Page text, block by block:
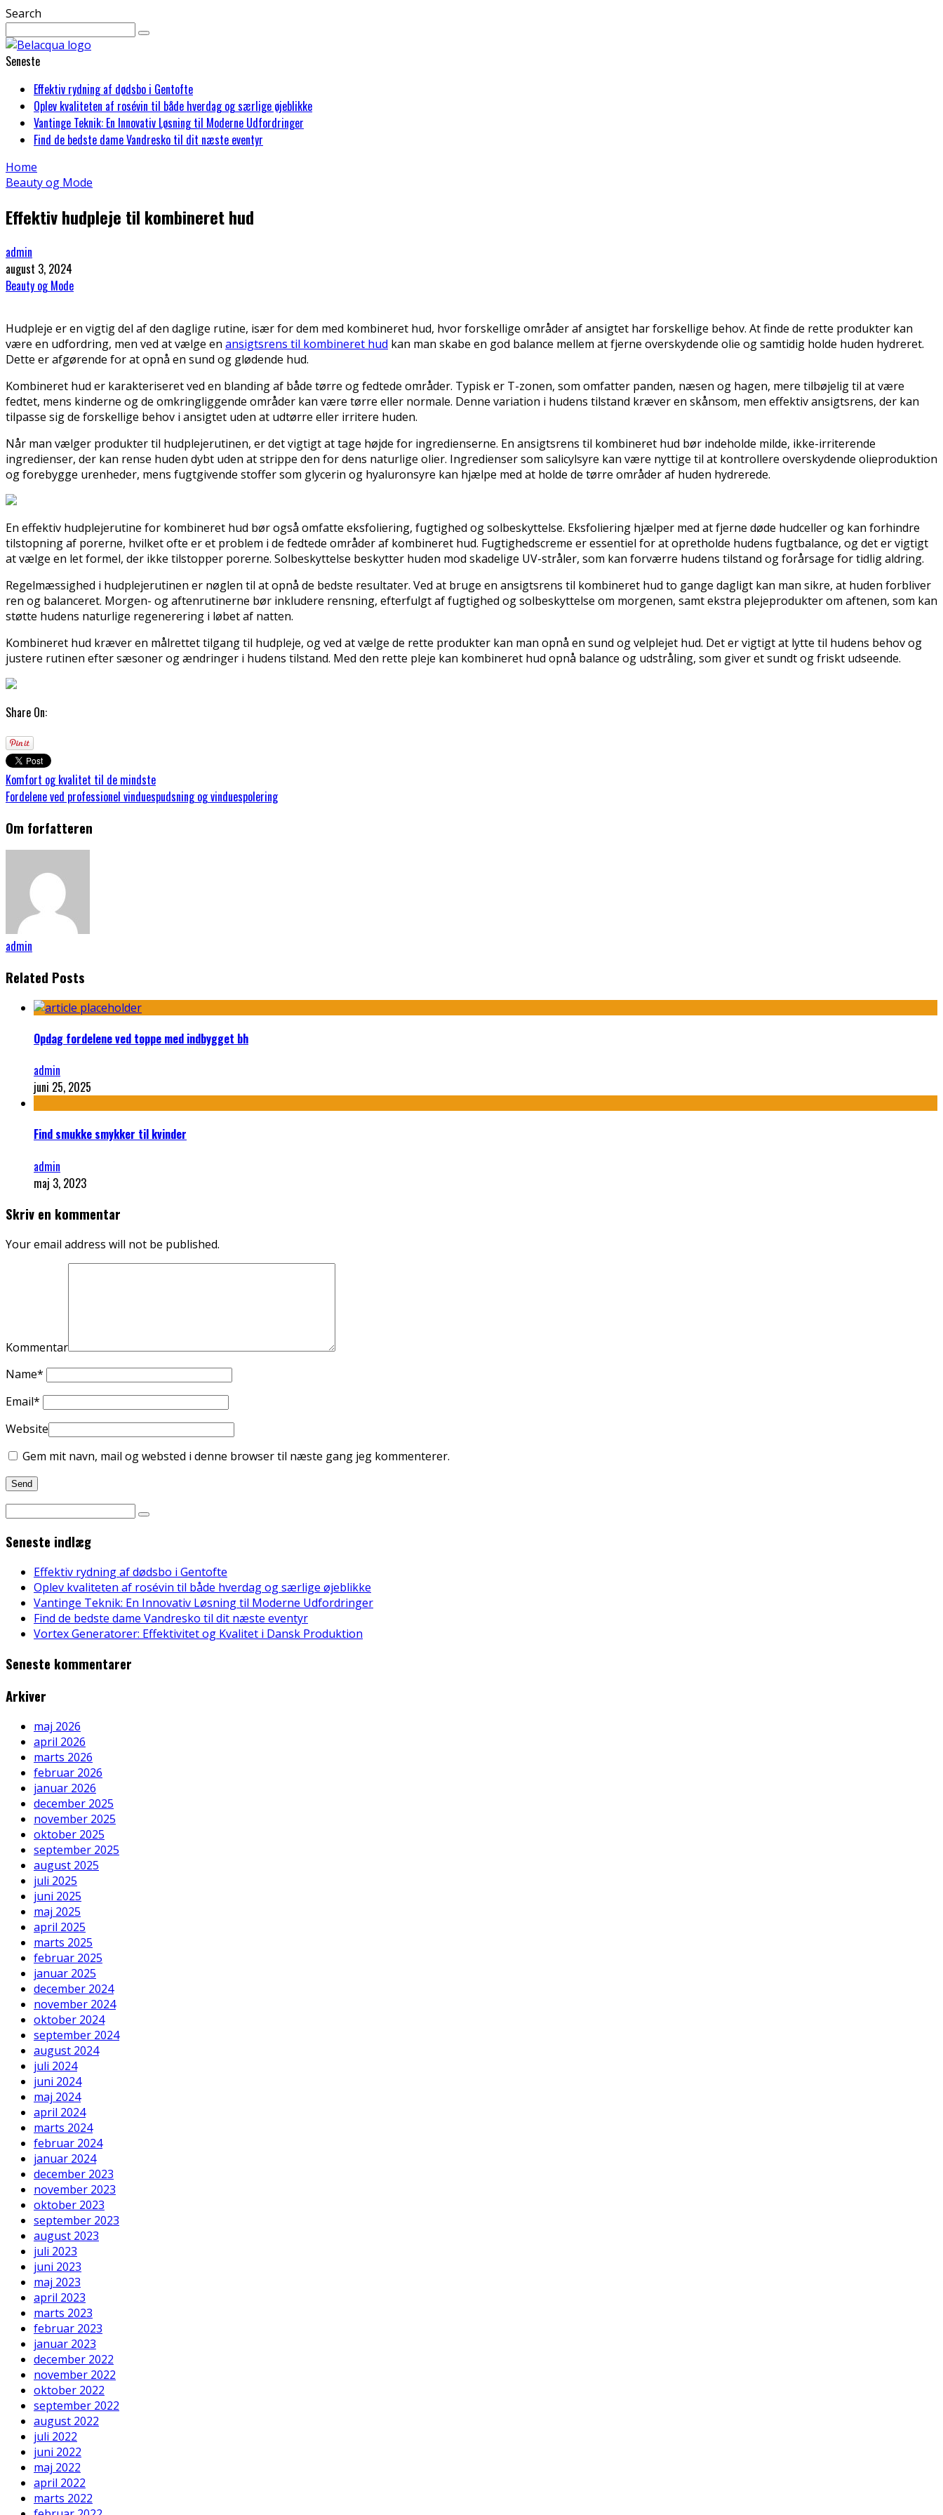
Search
Seneste
Effektiv rydning af dødsbo i Gentofte
Oplev kvaliteten af rosévin til både hverdag og særlige øjeblikke
Vantinge Teknik: En Innovativ Løsning til Moderne Udfordringer
Find de bedste dame Vandresko til dit næste eventyr
Home
Beauty og Mode
Effektiv hudpleje til kombineret hud
admin
august 3, 2024
Beauty og Mode
Hudpleje er en vigtig del af den daglige rutine, især for dem med kombineret hud, hvor forskellige områder af ansigtet har forskellige behov. At finde de rette produkter kan
være en udfordring, men ved at vælge en ansigtsrens til kombineret hud kan man skabe en god balance mellem at fjerne overskydende olie og samtidig holde huden hydreret.
Dette er afgørende for at opnå en sund og glødende hud.
Kombineret hud er karakteriseret ved en blanding af både tørre og fedtede områder. Typisk er T-zonen, som omfatter panden, næsen og hagen, mere tilbøjelig til at være
fedtet, mens kinderne og de omkringliggende områder kan være tørre eller normale. Denne variation i hudens tilstand kræver en skånsom, men effektiv ansigtsrens, der kan
tilpasse sig de forskellige behov i ansigtet uden at udtørre eller irritere huden.
Når man vælger produkter til hudplejerutinen, er det vigtigt at tage højde for ingredienserne. En ansigtsrens til kombineret hud bør indeholde milde, ikke-irriterende
ingredienser, der kan rense huden dybt uden at strippe den for dens naturlige olier. Ingredienser som salicylsyre kan være nyttige til at kontrollere overskydende olieproduktion
og forebygge urenheder, mens fugtgivende stoffer som glycerin og hyaluronsyre kan hjælpe med at holde de tørre områder af huden hydrerede.
En effektiv hudplejerutine for kombineret hud bør også omfatte eksfoliering, fugtighed og solbeskyttelse. Eksfoliering hjælper med at fjerne døde hudceller og kan forhindre
tilstopning af porerne, hvilket ofte er et problem i de fedtede områder af kombineret hud. Fugtighedscreme er essentiel for at opretholde hudens fugtbalance, og det er vigtigt
at vælge en let formel, der ikke tilstopper porerne. Solbeskyttelse beskytter huden mod skadelige UV-stråler, som kan forværre hudens tilstand og forårsage for tidlig aldring.
Regelmæssighed i hudplejerutinen er nøglen til at opnå de bedste resultater. Ved at bruge en ansigtsrens til kombineret hud to gange dagligt kan man sikre, at huden forbliver
ren og balanceret. Morgen- og aftenrutinerne bør inkludere rensning, efterfulgt af fugtighed og solbeskyttelse om morgenen, samt ekstra plejeprodukter om aftenen, som kan
støtte hudens naturlige regenerering i løbet af natten.
Kombineret hud kræver en målrettet tilgang til hudpleje, og ved at vælge de rette produkter kan man opnå en sund og velplejet hud. Det er vigtigt at lytte til hudens behov og
justere rutinen efter sæsoner og ændringer i hudens tilstand. Med den rette pleje kan kombineret hud opnå balance og udstråling, som giver et sundt og friskt udseende.
Share On:
Komfort og kvalitet til de mindste
Fordelene ved professionel vinduespudsning og vinduespolering
Om forfatteren
admin
Related Posts
Opdag fordelene ved toppe med indbygget bh
admin
juni 25, 2025
Find smukke smykker til kvinder
admin
maj 3, 2023
Skriv en kommentar
Your email address will not be published.
Kommentar
Name*
Email*
Website
Gem mit navn, mail og websted i denne browser til næste gang jeg kommenterer.
Seneste indlæg
Effektiv rydning af dødsbo i Gentofte
Oplev kvaliteten af rosévin til både hverdag og særlige øjeblikke
Vantinge Teknik: En Innovativ Løsning til Moderne Udfordringer
Find de bedste dame Vandresko til dit næste eventyr
Vortex Generatorer: Effektivitet og Kvalitet i Dansk Produktion
Seneste kommentarer
Arkiver
maj 2026
april 2026
marts 2026
februar 2026
januar 2026
december 2025
november 2025
oktober 2025
september 2025
august 2025
juli 2025
juni 2025
maj 2025
april 2025
marts 2025
februar 2025
januar 2025
december 2024
november 2024
oktober 2024
september 2024
august 2024
juli 2024
juni 2024
maj 2024
april 2024
marts 2024
februar 2024
januar 2024
december 2023
november 2023
oktober 2023
september 2023
august 2023
juli 2023
juni 2023
maj 2023
april 2023
marts 2023
februar 2023
januar 2023
december 2022
november 2022
oktober 2022
september 2022
august 2022
juli 2022
juni 2022
maj 2022
april 2022
marts 2022